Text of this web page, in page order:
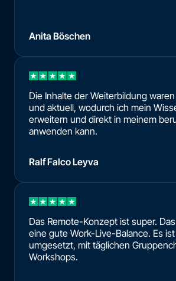
Anita Böschen
Die Inhalte der Weiterbildung
und aktuell, wodurch ich mein
erweitern und direkt in meinem
anwenden kann.
Ralf Falco Leyva
Das Remote-Konzept ist super.
eine gute Work-Live-Balance. Es
umgesetzt, mit täglichen
Workshops.